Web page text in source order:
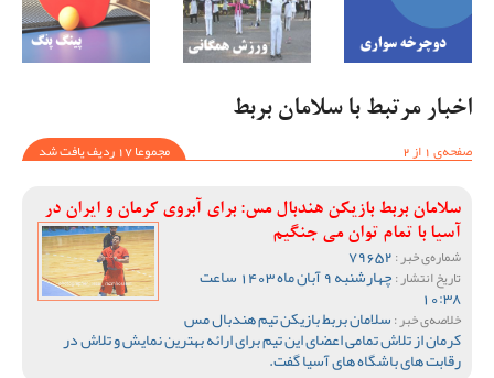
اخبار مرتبط با سلامان بربط
صفحه‌ی 1 از 2
مجموعا 17 ردیف یافت شد
سلامان بربط بازیکن هندبال مس: برای آبروی کرمان و ایران در
آسیا با تمام توان می جنگیم
شماره‌ی خبر :
تاریخ انتشار : چهارشنبه 9 آبان ماه 1403 ساعت
10:38
خلاصه‌ی خبر :سلامان بربط بازیکن تیم هندبال مس
کرمان از تلاش تمامی اعضای این تیم برای ارائه بهترین نمایش و تلاش در
رقابت های باشگاه های آسیا گفت.